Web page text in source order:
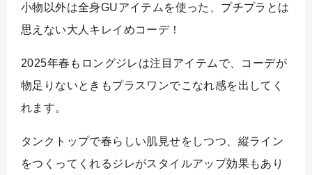
小物以外は全身GUアイテムを使った、プチプラとは
思えない大人キレイめコーデ！
2025年春もロングジレは注目アイテムで、コーデが
物足りないときもプラスワンでこなれ感を出してく
れます。
タンクトップで春らしい肌見せをしつつ、縦ライン
をつくってくれるジレがスタイルアップ効果もあり